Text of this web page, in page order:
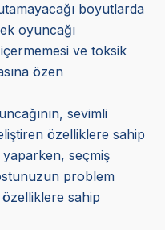
boyutlarda
oyuncağı
ve toksik
özen
sevimli
özelliklere sahip
yaparken, seçmiş
problem
sahip